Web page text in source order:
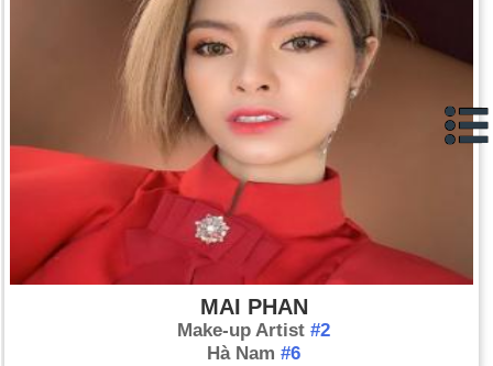
qua đời ở West Orange, N.J., ở tuổi 84.
Ngày 18-10 năm 1968:Ủy ban Olympic Hoa Kỳ đã đình chỉ
hai vận động viên da đen vì đã chào "quyền lực đen" trong buổi
lễ chiến thắng tại các trận đấu ở Thành phố Mexico.
Ngày 18-10 năm 2011:Gilad Shalit, một binh sĩ Israel 25 tuổi,
được thả sau khi bị Hamas giam giữ hơn 5 năm. Anh ta được
đổi lấy 1.000 tù nhân Palestine. Shalit đã bị giam giữ ở Gaza
kể từ khi các chiến binh Palestine bắt cóc anh ta vào năm
2006.
MAI PHAN
Make-up Artist #2
Hà Nam #6